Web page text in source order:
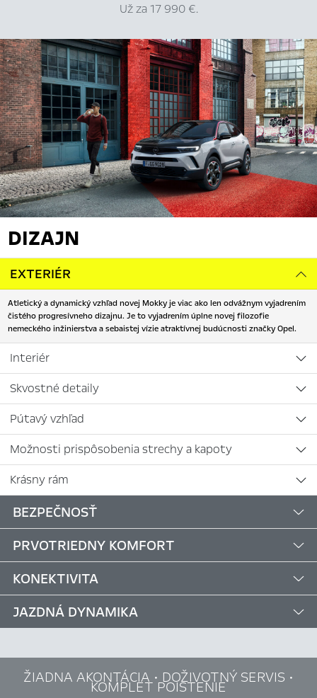
Už za 17 990 €.
DIZAJN
EXTERIÉR
Atletický a dynamický vzhľad novej Mokky je viac ako len odvážnym vyjadrením
čistého progresívneho dizajnu. Je to vyjadrením úplne novej filozofie
nemeckého inžinierstva a sebaistej vízie atraktívnej budúcnosti značky Opel.
Interiér
Skvostné detaily
Pútavý vzhľad
Možnosti prispôsobenia strechy a kapoty
Krásny rám
BEZPEČNOSŤ
PRVOTRIEDNY KOMFORT
KONEKTIVITA
JAZDNÁ DYNAMIKA
ŽIADNA AKONTÁCIA • DOŽIVOTNÝ SERVIS •
KOMPLET POISTENIE